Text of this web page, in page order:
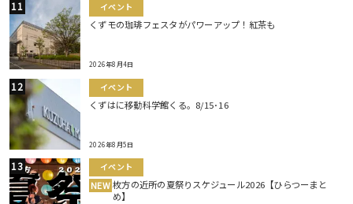
イベント
くずモの珈琲フェスタがパワーアップ！紅茶も
2026年8月4日
イベント
くずはに移動科学館くる。8/15･16
2026年8月5日
イベント
NEW 枚方の近所の夏祭りスケジュール2026【ひらつーまと
め】